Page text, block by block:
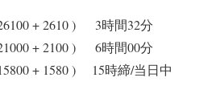
+ 2610 ) 3時間32分
+ 2100 ) 6時間00分
+ 1580 ) 15時締/当日中